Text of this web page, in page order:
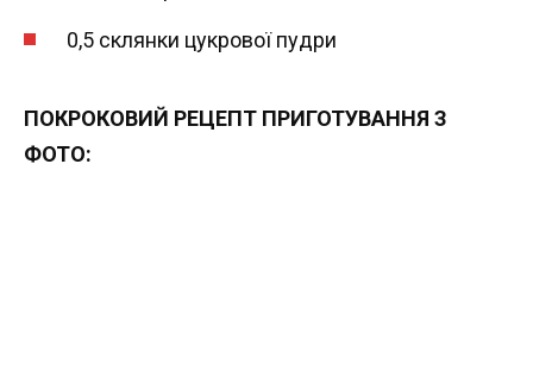
0,5 склянки цукрової пудри
ПОКРОКОВИЙ РЕЦЕПТ ПРИГОТУВАННЯ З
ФОТО: